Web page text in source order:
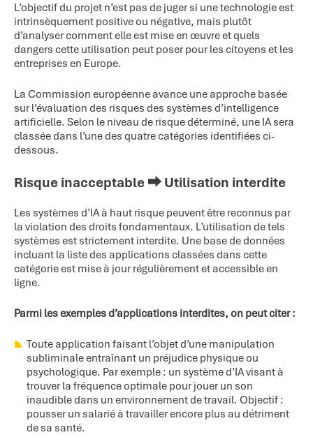
L’objectif du projet n’est pas de juger si une technologie est
intrinsèquement positive ou négative, mais plutôt
d’analyser comment elle est mise en œuvre et quels
dangers cette utilisation peut poser pour les citoyens et les
entreprises en Europe.
La Commission européenne avance une approche basée
sur l’évaluation des risques des systèmes d’intelligence
artificielle. Selon le niveau de risque déterminé, une IA sera
classée dans l’une des quatre catégories identifiées ci-
dessous.
Risque inacceptable ⮕ Utilisation interdite
Les systèmes d’IA à haut risque peuvent être reconnus par
la violation des droits fondamentaux. L’utilisation de tels
systèmes est strictement interdite. Une base de données
incluant la liste des applications classées dans cette
catégorie est mise à jour régulièrement et accessible en
ligne.
Parmi les exemples d’applications interdites, on peut citer :
Toute application faisant l’objet d’une manipulation
subliminale entraînant un préjudice physique ou
psychologique. Par exemple : un système d’IA visant à
trouver la fréquence optimale pour jouer un son
inaudible dans un environnement de travail. Objectif :
pousser un salarié à travailler encore plus au détriment
de sa santé.